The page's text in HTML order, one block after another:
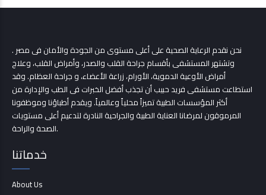
نحن نقدم الرعاية الصحية على أعلى مستوى من الجودة والأمان فى مصر .
وتشتهر المستشفى بأقسام جراحة القلب والصدر، وأمراض القلب، وعلاج
أمراض الأوعية الدموية، الأورام، زراعة الأعضاء، و جراحة العظام. وقد
استطاعت مستشفى فريد حبيب أن تجذب أفضل الخبرات فى الطب والإدارة من
أكثر المؤسسات الطبية تميزاً محلياً وعالمياً. ويقدم أطباؤنا وموظفونا
المرموقون لمرضانا العناية الطبية والجراحية النادرة لتدعيم أعلى مستويات
الصحة والراحة.
خدماتنا
About Us